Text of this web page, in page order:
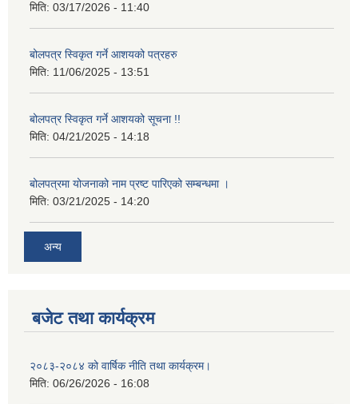
मिति: 03/17/2026 - 11:40
बोलपत्र स्विकृत गर्ने आशयको पत्रहरु
मिति: 11/06/2025 - 13:51
बोलपत्र स्विकृत गर्ने आशयको सूचना !!
मिति: 04/21/2025 - 14:18
बोलपत्रमा योजनाको नाम प्रष्ट पारिएको सम्बन्धमा ।
मिति: 03/21/2025 - 14:20
अन्य
बजेट तथा कार्यक्रम
२०८३-२०८४ को वार्षिक नीति तथा कार्यक्रम।
मिति: 06/26/2026 - 16:08